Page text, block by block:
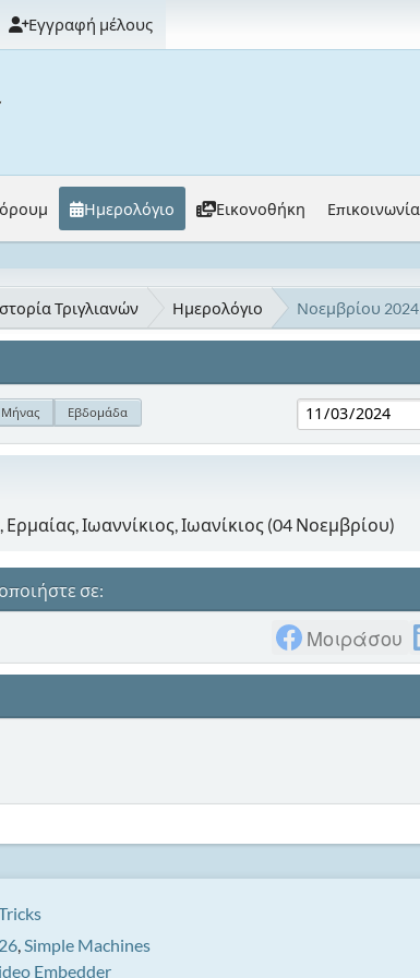
Εγγραφή μέλους
Ημερολόγιο Εικονοθήκη Επικοινωνία
Τριγλιανών Ημερολόγιο Νοεμβρίου 2024
Μήνας Εβδομάδα
Ερμαίας, Ιωαννίκιος, Ιωανίκιος (04 Νοεμβρίου)
σε:
Μοιράσου
,Simple Machines
Embedder